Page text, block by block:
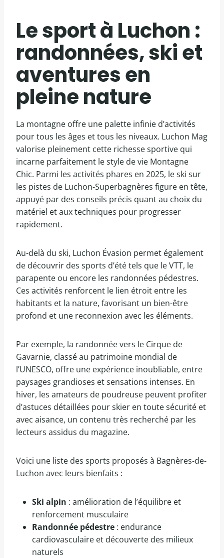
Le sport à Luchon :
randonnées, ski et
aventures en
pleine nature
La montagne offre une palette infinie d’activités
pour tous les âges et tous les niveaux. Luchon Mag
valorise pleinement cette richesse sportive qui
incarne parfaitement le style de vie Montagne
Chic. Parmi les activités phares en 2025, le ski sur
les pistes de Luchon-Superbagnères figure en tête,
appuyé par des conseils précis quant au choix du
matériel et aux techniques pour progresser
rapidement.
Au-delà du ski, Luchon Évasion permet également
de découvrir des sports d’été tels que le VTT, le
parapente ou encore les randonnées pédestres.
Ces activités renforcent le lien étroit entre les
habitants et la nature, favorisant un bien-être
profond et une reconnexion avec les éléments.
Par exemple, la randonnée vers le Cirque de
Gavarnie, classé au patrimoine mondial de
l’UNESCO, offre une expérience inoubliable, entre
paysages grandioses et sensations intenses. En
hiver, les amateurs de poudreuse peuvent profiter
d’astuces détaillées pour skier en toute sécurité et
avec aisance, un contenu très recherché par les
lecteurs assidus du magazine.
Voici une liste des sports proposés à Bagnères-de-
Luchon avec leurs bienfaits :
Ski alpin : amélioration de l’équilibre et
renforcement musculaire
Randonnée pédestre : endurance
cardiovasculaire et découverte des milieux
naturels